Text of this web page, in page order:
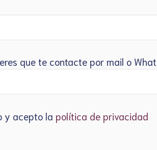
que te contacte por mail o
y acepto la política de privacidad